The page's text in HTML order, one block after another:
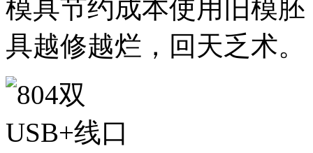
模具节约成本使用旧模
具越修越烂，回天乏术。